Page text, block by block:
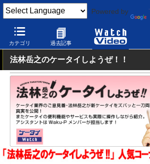
Powered by
カテゴリ 過去記事
Watch Video 発表会 ドコモ
法林岳之のケータイしようぜ！！